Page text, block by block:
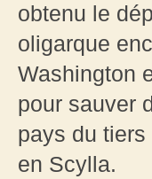
obtenu le
oligarque
Washington
pour sauver
pays du
en Scylla.